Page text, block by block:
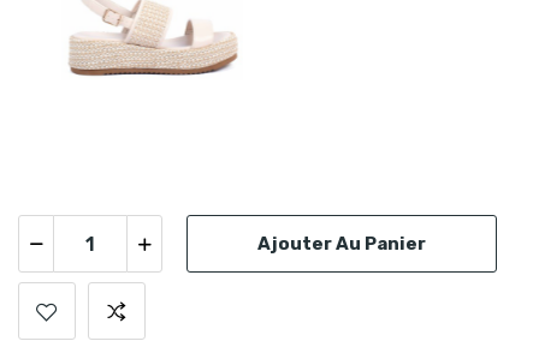
Ajouter Au Panier